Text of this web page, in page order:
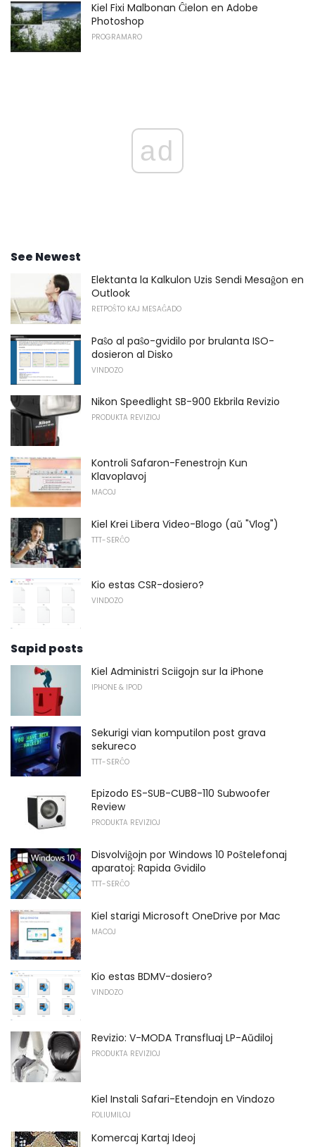
Kiel Fixi Malbonan Ĉielon en Adobe
Photoshop
PROGRAMARO
ad
See Newest
Elektanta la Kalkulon Uzis Sendi Mesaĝon en
Outlook
RETPOŜTO KAJ MESAĜADO
Paŝo al paŝo-gvidilo por brulanta ISO-
dosieron al Disko
VINDOZO
Nikon Speedlight SB-900 Ekbrila Revizio
PRODUKTA REVIZIOJ
Kontroli Safaron-Fenestrojn Kun
Klavoplavoj
MACOJ
Kiel Krei Libera Video-Blogo (aŭ "Vlog")
TTT-SERĈO
Kio estas CSR-dosiero?
VINDOZO
Sapid posts
Kiel Administri Sciigojn sur la iPhone
IPHONE & IPOD
Sekurigi vian komputilon post grava
sekureco
TTT-SERĈO
Epizodo ES-SUB-CUB8-110 Subwoofer
Review
PRODUKTA REVIZIOJ
Disvolviĝojn por Windows 10 Poŝtelefonaj
aparatoj: Rapida Gvidilo
TTT-SERĈO
Kiel starigi Microsoft OneDrive por Mac
MACOJ
Kio estas BDMV-dosiero?
VINDOZO
Revizio: V-MODA Transfluaj LP-Aŭdiloj
PRODUKTA REVIZIOJ
Kiel Instali Safari-Etendojn en Vindozo
FOLIUMILOJ
Komercaj Kartaj Ideoj